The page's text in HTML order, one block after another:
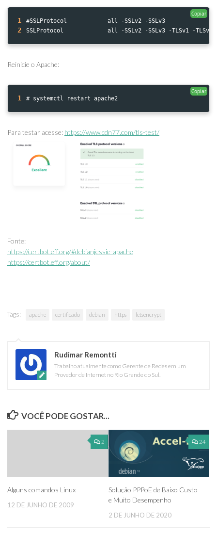
1 #SSLProtocol            all -SSLv2 -SSLv3
2 SSLProtocol             all -SSLv2 -SSLv3 -TLSv1 -
Copiar
Reinicie o Apache:
1 # systemctl restart apache2
Copiar
Para testar acesse: https://www.cdn77.com/tls-test/
Fonte:
https://certbot.eff.org/#debianjessie-apache
https://certbot.eff.org/about/
Tags: apache certificado debian https letsencrypt
Rudimar Remontti
Trabalho atualmente como Gerente de Redes em um
Provedor de Internet no Rio Grande do Sul.
VOCÊ PODE GOSTAR...
2
Alguns comandos Linux
12 DE JUNHO DE 2009
24
Solução PPPoE de Baixo Custo
e Muito Desempenho
2 DE JUNHO DE 2020